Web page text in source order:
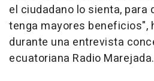
el ciudadano lo sienta, para
tenga mayores beneficios",
durante una entrevista
ecuatoriana Radio Marejada.